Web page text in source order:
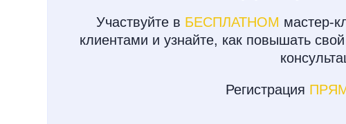
Участвуйте в БЕСПЛАТНОМ мастер-
клиентами и узнайте, как повышать
Регистрация